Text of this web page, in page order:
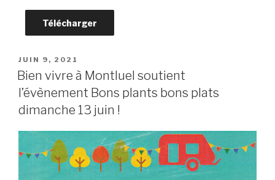
Télécharger
PUBLIÉ
LE
JUIN 9, 2021
Bien vivre à Montluel soutient
l’évènement Bons plants bons plats
dimanche 13 juin !